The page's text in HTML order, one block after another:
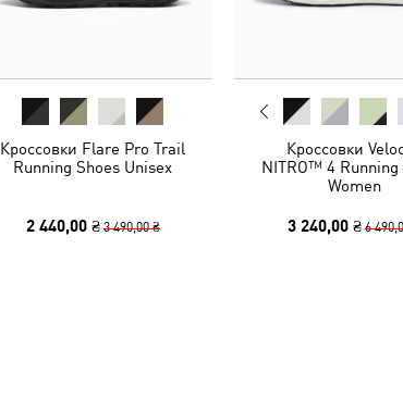
Кроссовки Flare Pro Trail
Running Shoes Unisex
2 440,00 ₴ 3 490,00 ₴
Кроссовки
NITRO™ 4 Running
Women
3 240,00 ₴ 6